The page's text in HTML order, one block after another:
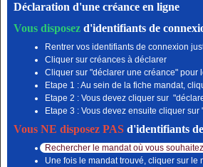
Déclaration d'une créance en ligne
Vous disposezd'identifiants de
Rentrer vos identifiants de connexion
Cliquer sur créances à déclarer
Cliquer sur "déclarer une créance" pour
Etape 1 : Au sein de la fiche mandat,
Etape 2 : Vous devez cliquer sur
Etape 3 : Vous devez ensuite cliquer
Vous NE disposez PASd'identifiants
Rechercher le mandat où vous
Une fois le mandat trouvé, cliquer sur le